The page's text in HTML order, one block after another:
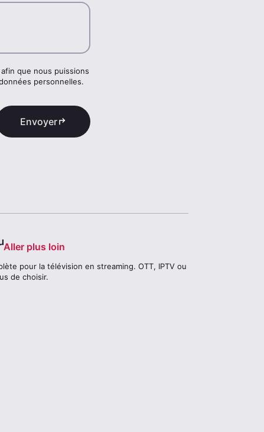
que nous puissions
personnelles.
Envoyer
Aller plus loin
pour la télévision en streaming. OTT, IPTV ou
de choisir.